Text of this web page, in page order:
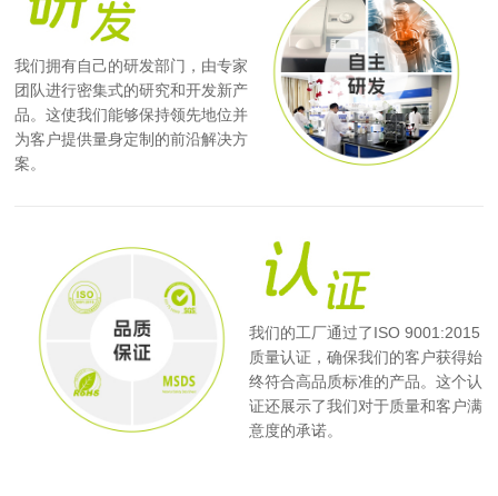
我们拥有自己的研发部门，由专家
团队进行密集式的研究和开发新产
品。这使我们能够保持领先地位并
为客户提供量身定制的前沿解决方
案。
我们的工厂通过了ISO 9001:2015
质量认证，确保我们的客户获得始
终符合高品质标准的产品。这个认
证还展示了我们对于质量和客户满
意度的承诺。